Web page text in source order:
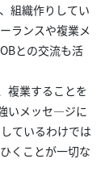
組織作りしてい
ランスや複業メ
との交流も活
複業することを
いメッセ―ジに
ているわけでは
くことが一切な